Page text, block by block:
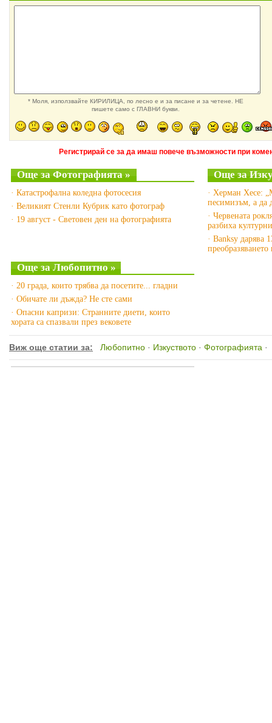
* Моля, използвайте КИРИЛИЦА, по лесно е и за писане и за четене. НЕ
пишете само с ГЛАВНИ букви.
Регистрирай се за да имаш повече възможности при
Още за Фотографията »
· Катастрофална коледна фотосесия
· Великият Стенли Кубрик като фотограф
· 19 август - Световен ден на фотографията
Още за
· Херман Хесе:
песимизъм, а да
· Червената
разбиха
· Banksy дарява
преобразяването
Още за Любопитно »
· 20 града, които трябва да посетите... гладни
· Обичате ли дъжда? Не сте сами
· Опасни капризи: Странните диети, които
хората са спазвали през вековете
Виж още статии за: Любопитно · Изкуството · Фотографията ·